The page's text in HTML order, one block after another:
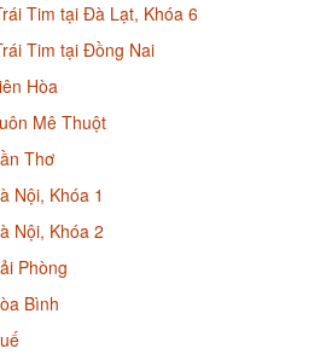
Tim tại Đà Lạt, Khóa 6
Tim tại Đồng Nai
Hòa
Mê Thuột
Thơ
Nội, Khóa 1
Nội, Khóa 2
Phòng
Bình